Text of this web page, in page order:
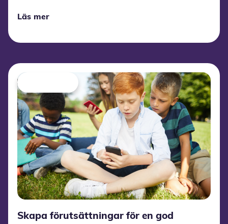
lägga tiden på kvalitet och anpassning i stället
Läs mer
Skapa förutsättningar för en god